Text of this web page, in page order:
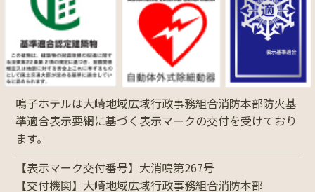
鳴子ホテルは大崎地域広域行政事務組合消防本部防火基
準適合表示要網に基づく表示マークの交付を受けており
ます。
【表示マーク交付番号】大消鳴第267号
【交付機関】大崎地域広域行政事務組合消防本部